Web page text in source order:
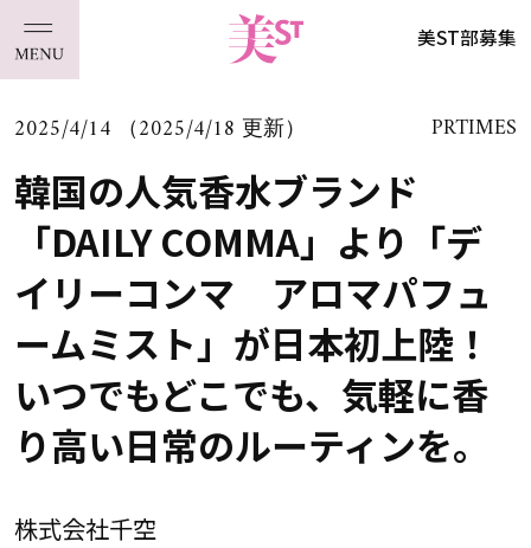
美ST部募集
2025/4/14 （2025/4/18 更新） PRTIMES
韓国の人気香水ブランド
「DAILY COMMA」より「デ
イリーコンマ アロマパフュ
ームミスト」が日本初上陸！
いつでもどこでも、気軽に香
り高い日常のルーティンを。
株式会社千空